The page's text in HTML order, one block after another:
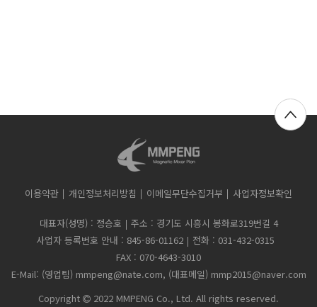
이용약관 개인정보처리방침 이메일무단수집거부 사업자정보확인
대표자(성명) : 정승호
주소 : 경기도 시흥시 봉화로319번길 4
사업자 등록번호 안내 : 845-86-01162
전화 : 031-432-0315
FAX : 070-4643-3010
E-Mail: (영업팀) mmpeng@nate.com, (대표메일) mmp2015@naver.com
Copyright
2022 MMPENG Co., Ltd. All rights reserved.